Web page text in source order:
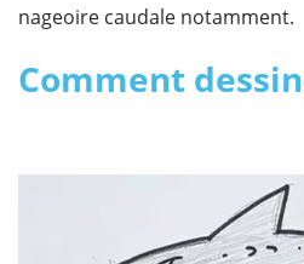
nageoire caudale notamment.
Comment